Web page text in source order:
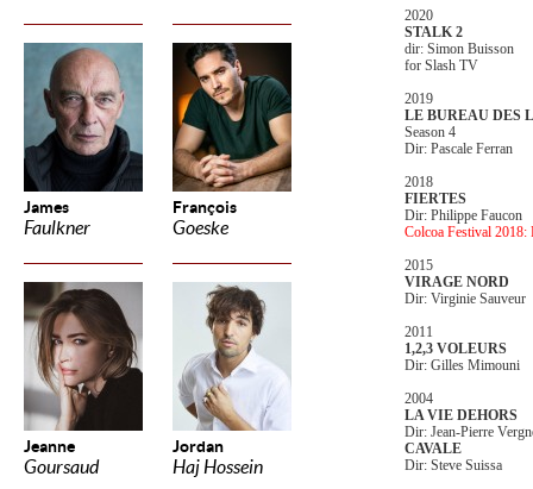
James
Faulkner
François
Goeske
Jeanne
Goursaud
Jordan
Haj Hossein
2020
STALK 2
dir: Simon Buisson
for Slash TV
2019
LE BUREAU DES
Season 4
Dir: Pascale Ferran
2018
FIERTES
Dir: Philippe Faucon
Colcoa Festival 2018:
2015
VIRAGE NORD
Dir: Virginie Sauveur
2011
1,2,3 VOLEURS
Dir: Gilles Mimouni
2004
LA VIE DEHORS
Dir: Jean-Pierre
CAVALE
Dir: Steve Suissa